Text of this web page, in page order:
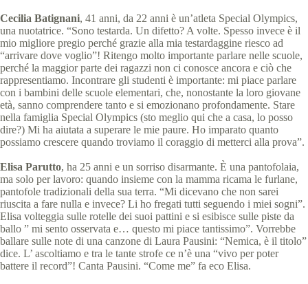
Cecilia Batignani, 41 anni, da 22 anni è un’atleta Special Olympics,
una nuotatrice. “Sono testarda. Un difetto? A volte. Spesso invece è il
mio migliore pregio perché grazie alla mia testardaggine riesco ad
“arrivare dove voglio”! Ritengo molto importante parlare nelle scuole,
perché la maggior parte dei ragazzi non ci conosce ancora e ciò che
rappresentiamo. Incontrare gli studenti è importante: mi piace parlare
con i bambini delle scuole elementari, che, nonostante la loro giovane
età, sanno comprendere tanto e si emozionano profondamente. Stare
nella famiglia Special Olympics (sto meglio qui che a casa, lo posso
dire?) Mi ha aiutata a superare le mie paure. Ho imparato quanto
possiamo crescere quando troviamo il coraggio di metterci alla prova”.
Elisa Parutto, ha 25 anni e un sorriso disarmante. È una pantofolaia,
ma solo per lavoro: quando insieme con la mamma ricama le furlane,
pantofole tradizionali della sua terra. “Mi dicevano che non sarei
riuscita a fare nulla e invece? Li ho fregati tutti seguendo i miei sogni”.
Elisa volteggia sulle rotelle dei suoi pattini e si esibisce sulle piste da
ballo ” mi sento osservata e… questo mi piace tantissimo”. Vorrebbe
ballare sulle note di una canzone di Laura Pausini: “Nemica, è il titolo”
dice. L’ ascoltiamo e tra le tante strofe ce n’è una “vivo per poter
battere il record”! Canta Pausini. “Come me” fa eco Elisa.